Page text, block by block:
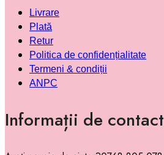
Livrare
Plată
Retur
Politica de confidențialitate
Termeni & condiții
ANPC
Informații de contact